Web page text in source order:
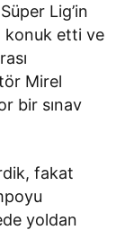
Lig’in
konuk etti ve
Mirel
bir sınav
fakat
yoldan